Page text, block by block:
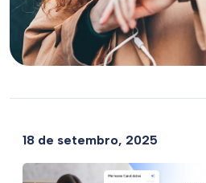
18 de setembro, 2025